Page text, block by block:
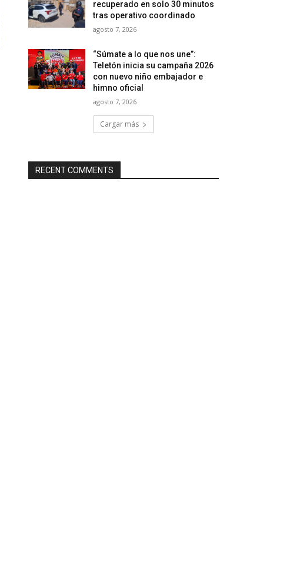
recuperado en solo 30 minutos
tras operativo coordinado
agosto 7, 2026
“Súmate a lo que nos une”:
Teletón inicia su campaña 2026
con nuevo niño embajador e
himno oficial
agosto 7, 2026
Cargar más
RECENT COMMENTS